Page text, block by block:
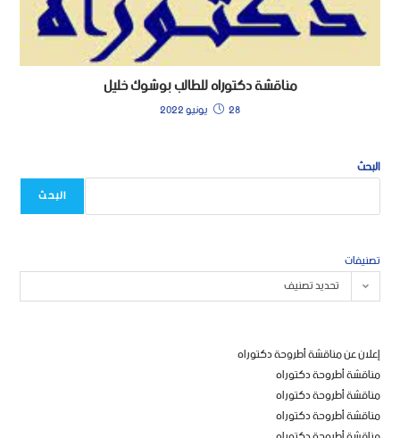
مناقشة دكتوراه للطالب بوشوك خليل
28 يونيو 2022
البحث
البحث
تصنيفات
تحديد تصنيف
إعلان عن مناقشة أطروحة دكتوراه
مناقشة أطروحة دكتوراه
مناقشة أطروحة دكتوراه
مناقشة أطروحة دكتوراه